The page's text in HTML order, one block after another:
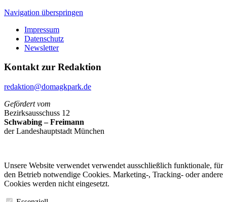
Navigation überspringen
Impressum
Datenschutz
Newsletter
Kontakt zur Redaktion
redaktion@domagkpark.de
Gefördert vom
Bezirksausschuss 12
Schwabing – Freimann
der Landeshauptstadt München
Unsere Website verwendet verwendet ausschließlich funktionale, für
den Betrieb notwendige Cookies. Marketing-, Tracking- oder andere
Cookies werden nicht eingesetzt.